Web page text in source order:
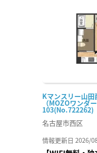
Kマンスリー山
（MOZOワンダ
103(No.722262)
名古屋市西区
情報更新日 2026/